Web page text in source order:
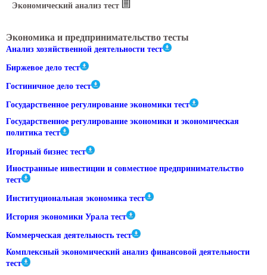
Экономический анализ тест
Экономика и предпринимательство тесты
Анализ хозяйственной деятельности тест
Биржевое дело тест
Гостиничное дело тест
Государственное регулирование экономики тест
Государственное регулирование экономики и экономическая
политика тест
Игорный бизнес тест
Иностранные инвестиции и совместное предпринимательство
тест
Институциональная экономика тест
История экономики Урала тест
Коммерческая деятельность тест
Комплексный экономический анализ финансовой деятельности
тест